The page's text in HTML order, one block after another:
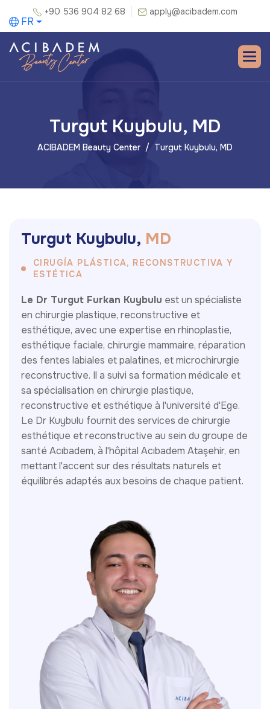
+90 536 904 82 68 apply@acibadem.com
FR
Turgut Kuybulu, MD
ACIBADEM Beauty Center Turgut Kuybulu, MD
Turgut Kuybulu, MD
CIRUGÍA PLÁSTICA, RECONSTRUCTIVA Y
ESTÉTICA
Le Dr Turgut Furkan Kuybulu est un spécialiste
en chirurgie plastique, reconstructive et
esthétique, avec une expertise en rhinoplastie,
esthétique faciale, chirurgie mammaire, réparation
des fentes labiales et palatines, et microchirurgie
reconstructive. Il a suivi sa formation médicale et
sa spécialisation en chirurgie plastique,
reconstructive et esthétique à l'université d'Ege.
Le Dr Kuybulu fournit des services de chirurgie
esthétique et reconstructive au sein du groupe de
santé Acıbadem, à l'hôpital Acıbadem Ataşehir, en
mettant l'accent sur des résultats naturels et
équilibrés adaptés aux besoins de chaque patient.